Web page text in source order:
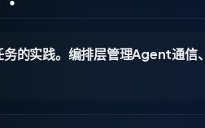
的实践。编排层管理Agent通